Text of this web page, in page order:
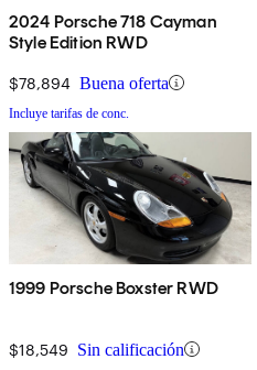
2024 Porsche 718 Cayman
Style Edition RWD
$78,894 Buena oferta
Incluye tarifas de conc.
1999 Porsche Boxster RWD
$18,549 Sin calificación